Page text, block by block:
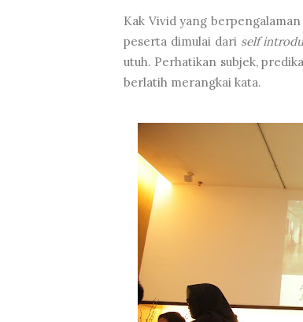
Kak Vivid yang
peserta dimulai dari self
utuh. Perhatikan subjek,
berlatih merangkai kata.